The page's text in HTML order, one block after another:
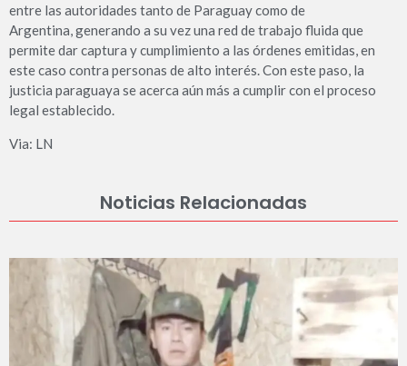
entre las autoridades tanto de Paraguay como de
Argentina, generando a su vez una red de trabajo fluida que
permite dar captura y cumplimiento a las órdenes emitidas, en
este caso contra personas de alto interés. Con este paso, la
justicia paraguaya se acerca aún más a cumplir con el proceso
legal establecido.
Via: LN
Noticias Relacionadas